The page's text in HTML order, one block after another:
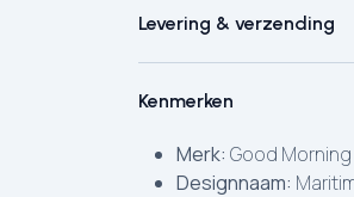
Levering & verzending
Kenmerken
Merk: Good Morning
Designnaam: